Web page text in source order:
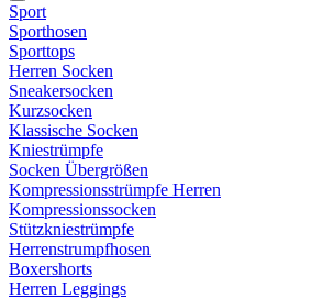
Sport
Sporthosen
Sporttops
Herren Socken
Sneakersocken
Kurzsocken
Klassische Socken
Kniestrümpfe
Socken Übergrößen
Kompressionsstrümpfe Herren
Kompressionssocken
Stützkniestrümpfe
Herrenstrumpfhosen
Boxershorts
Herren Leggings